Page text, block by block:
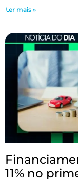
Ler mais »
11% no